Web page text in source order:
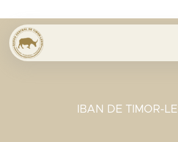
IBAN DE TIMOR-